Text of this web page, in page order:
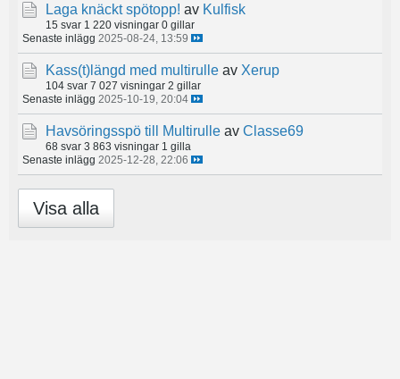
Laga knäckt spötopp! av Kulfisk
15 svar 1 220 visningar 0 gillar
Senaste inlägg 2025-08-24, 13:59
Kass(t)längd med multirulle av Xerup
104 svar 7 027 visningar 2 gillar
Senaste inlägg 2025-10-19, 20:04
Havsöringsspö till Multirulle av Classe69
68 svar 3 863 visningar 1 gilla
Senaste inlägg 2025-12-28, 22:06
Visa alla